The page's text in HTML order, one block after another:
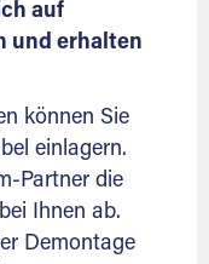
auf
und erhalten
können Sie
einlagern.
Partner die
Ihnen ab.
Demontage